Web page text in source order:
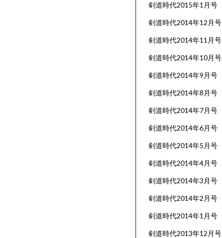
剣道時代2015年1月号
剣道時代2014年12月号
剣道時代2014年11月号
剣道時代2014年10月号
剣道時代2014年9月号
剣道時代2014年8月号
剣道時代2014年7月号
剣道時代2014年6月号
剣道時代2014年5月号
剣道時代2014年4月号
剣道時代2014年3月号
剣道時代2014年2月号
剣道時代2014年1月号
剣道時代2013年12月号